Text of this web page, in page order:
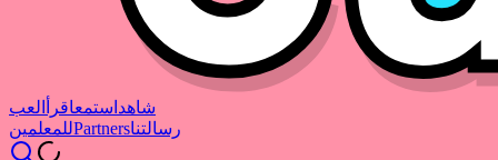
شاهد استمعاقرأ
العب
للمعلمينPartnersرسالتنا